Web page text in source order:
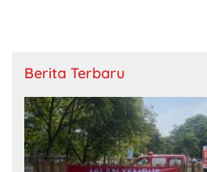
Berita Terbaru